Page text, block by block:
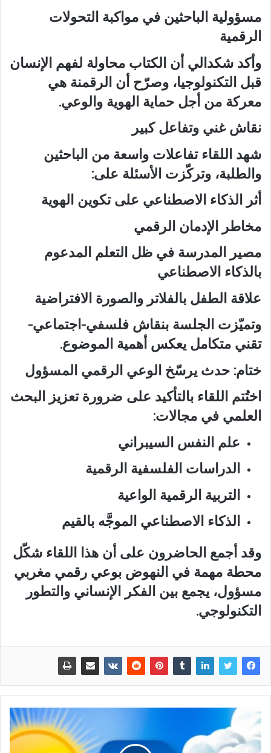
مسؤولية الباحثين في مواكبة التحولات
الرقمية
وأكد شكدالي أن الكتاب محاولة لفهم الإنسان
قبل التكنولوجيا، وصرّح أن الرقمنة هي
معركة من أجل حماية الهوية والوعي.
نقاش غني وتفاعل كبير
شهد اللقاء تفاعلات واسعة من الباحثين
والطلبة، وتركّزت الأسئلة على:
أثر الذكاء الاصطناعي على تكوين الهوية
مخاطر الإدمان الرقمي
مصير المدرسة في ظل التعلم المدعوم
بالذكاء الاصطناعي
علاقة الطفل بالفلاتر والصورة الافتراضية
وتميّزت الجلسة بنقاش فلسفي-اجتماعي-
تقني متكامل يعكس أهمية الموضوع.
ختام: حدث يرسّخ الوعي الرقمي المسؤول
اختُتم اللقاء بالتأكيد على ضرورة تعزيز البحث
العلمي في مجالات:
علم النفس السيبراني
الدراسات الفلسفية الرقمية
التربية الرقمية الواعية
الذكاء الاصطناعي الموجَّه بالقيم
وقد أجمع الحاضرون على أن هذا اللقاء شكّل
محطة مهمة في النهوض بوعي رقمي مغربي
مسؤول، يجمع بين الفكر الإنساني والتطور
التكنولوجي.